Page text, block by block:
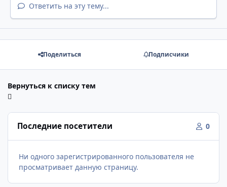
Ответить на эту тему...
Поделиться Подписчики
Вернуться к списку тем
Последние посетители 0
Ни одного зарегистрированного пользователя не
просматривает данную страницу.